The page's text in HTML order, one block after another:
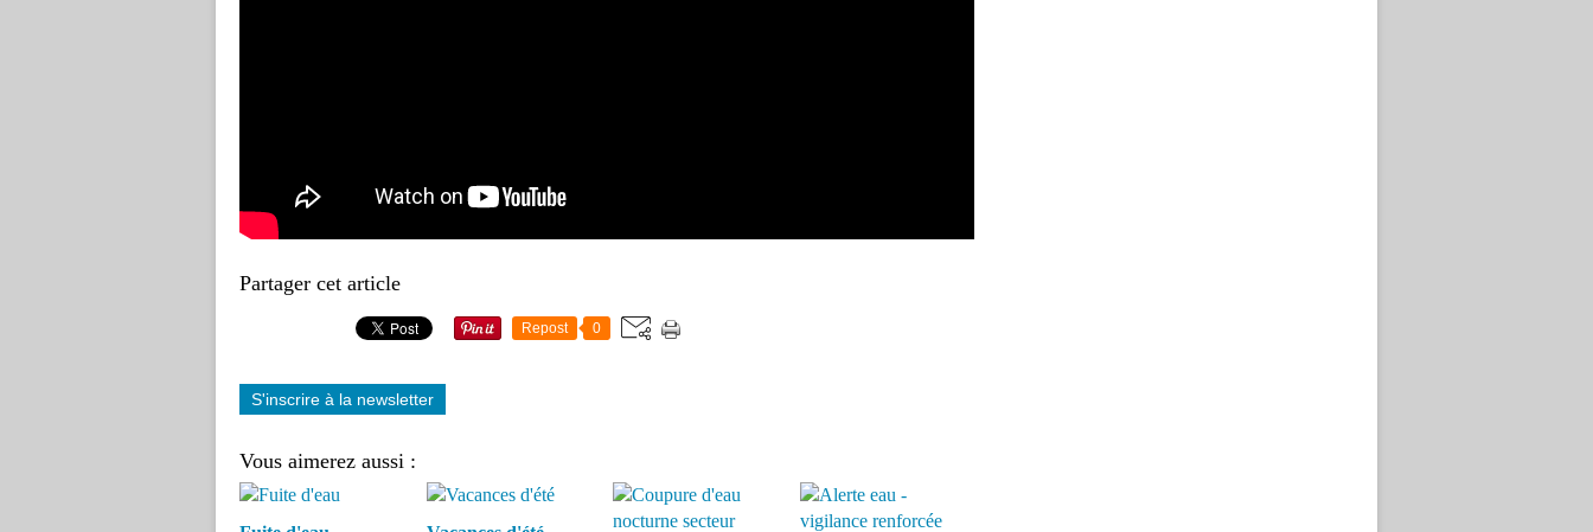
Partager cet article
Repost 0
S'inscrire à la newsletter
Vous aimerez aussi :